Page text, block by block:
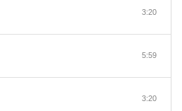
3:20
5:59
3:20